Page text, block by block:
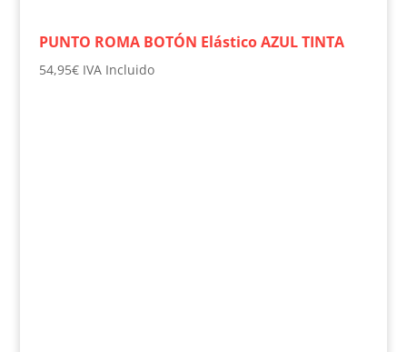
PUNTO ROMA BOTÓN Elástico AZUL TINTA
54,95€ IVA Incluido